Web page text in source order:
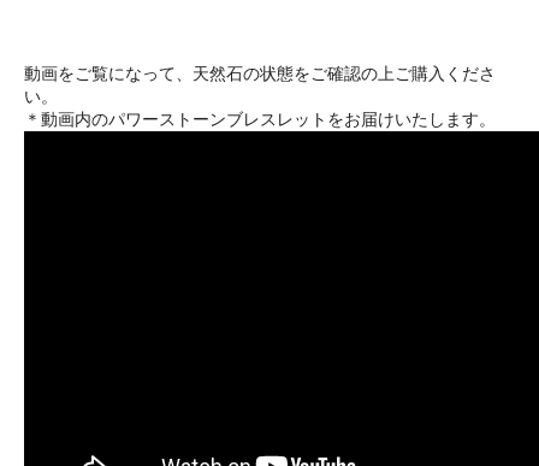
動画をご覧になって、天然石の状態をご確認の上ご購入くださ
い。
＊動画内のパワーストーンブレスレットをお届けいたします。